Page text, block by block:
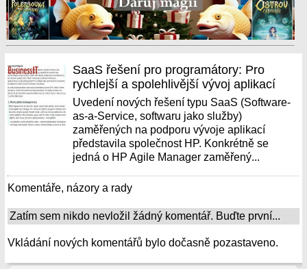
SaaS řešení pro programátory: Pro
rychlejší a spolehlivější vývoj aplikací
Uvedení nových řešení typu SaaS (Software-
as-a-Service, softwaru jako služby)
zaměřených na podporu vývoje aplikací
představila společnost HP. Konkrétně se
jedná o HP Agile Manager zaměřený...
Komentáře, názory a rady
Zatím sem nikdo nevložil žádný komentář. Buďte první...
Vkládání nových komentářů bylo dočasně pozastaveno.